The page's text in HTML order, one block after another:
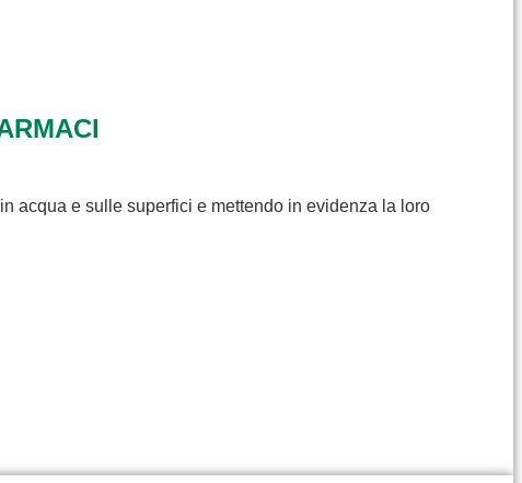
acqua e sulle superfici e mettendo in evidenza la loro